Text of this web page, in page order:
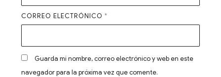
CORREO ELECTRÓNICO *
Guarda mi nombre, correo electrónico y web en este
navegador para la próxima vez que comente.